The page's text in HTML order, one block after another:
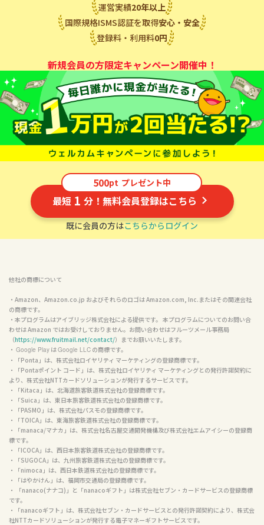
運営実績20年以上
国際規格ISMS認証を取得安心・安全
登録料・利用料0円
新規会員の方限定キャンペーン開催中！
500pt プレゼント中
最短 1 分！無料会員登録はこちら
既に会員の方はこちらからログイン
他社の商標について
・Amazon、Amazon.co.jp およびそれらのロゴは Amazon.com, Inc.またはその関連会社
の商標です。
・本プログラムはアイブリッジ株式会社による提供です。 本プログラムについてのお問い合
わせは Amazon ではお受けしておりません。お問い合わせはフルーツメール事務局
（https://www.fruitmail.net/contact/）までお願いいたします。
・ Google Play は Google LLC の商標です。
・「Ponta」は、株式会社ロイヤリティ マーケティングの登録商標です。
・「Pontaポイント コード」は、株式会社ロイヤリティ マーケティングとの発行許諾契約に
より、株式会社NTTカードソリューションが発行するサービスです。
・「Kitaca」は、北海道旅客鉄道株式会社の登録商標です。
・「Suica」は、東日本旅客鉄道株式会社の登録商標です。
・「PASMO」は、株式会社パスモの登録商標です。
・「TOICA」は、東海旅客鉄道株式会社の登録商標です。
・「manaca/マナカ」は、株式会社名古屋交通開発機構及び株式会社エムアイシーの登録商
標です。
・「ICOCA」は、西日本旅客鉄道株式会社の登録商標です。
・「SUGOCA」は、九州旅客鉄道株式会社の登録商標です。
・「nimoca」は、西日本鉄道株式会社の登録商標です。
・「はやかけん」は、福岡市交通局の登録商標です。
・ 「nanaco(ナナコ)」と「nanacoギフト」は株式会社セブン・カードサービスの登録商標
です。
・「nanacoギフト」は、株式会社セブン・カードサービスとの発行許諾契約により、株式会
社NTTカードソリューションが発行する電子マネーギフトサービスです。